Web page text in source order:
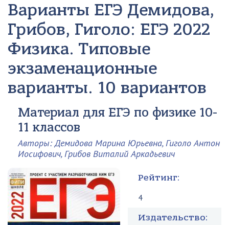
Варианты ЕГЭ Демидова,
Грибов, Гиголо: ЕГЭ 2022
Физика. Типовые
экзаменационные
варианты. 10 вариантов
Материал для ЕГЭ по физике 10-
11 классов
Авторы: Демидова Марина Юрьевна, Гиголо Антон
Иосифович, Грибов Виталий Аркадьевич
Рейтинг:
4
Издательство: